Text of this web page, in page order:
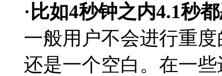
·比如4秒钟之内4.1秒
一般用户不会进行重
还是一个空白。在一